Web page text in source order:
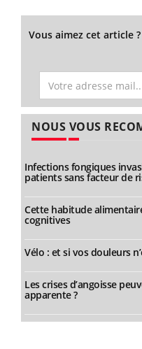
Vous aimez cet article
NOUS VOUS
Infections fongiques
patients sans facteur de
Cette habitude
cognitives
Vélo : et si vos douleurs
Les crises d’angoisse
apparente ?